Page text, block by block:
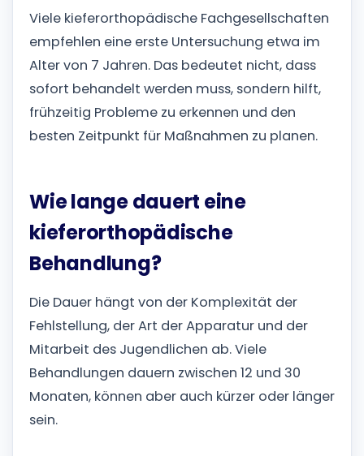
Viele kieferorthopädische Fachgesellschaften
empfehlen eine erste Untersuchung etwa im
Alter von 7 Jahren. Das bedeutet nicht, dass
sofort behandelt werden muss, sondern hilft,
frühzeitig Probleme zu erkennen und den
besten Zeitpunkt für Maßnahmen zu planen.
Wie lange dauert eine
kieferorthopädische
Behandlung?
Die Dauer hängt von der Komplexität der
Fehlstellung, der Art der Apparatur und der
Mitarbeit des Jugendlichen ab. Viele
Behandlungen dauern zwischen 12 und 30
Monaten, können aber auch kürzer oder länger
sein.